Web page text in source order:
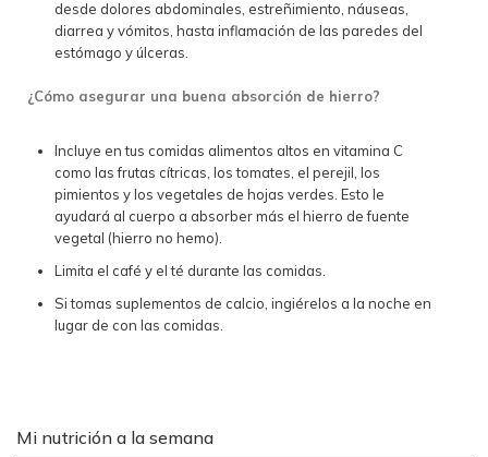
desde dolores abdominales, estreñimiento, náuseas,
diarrea y vómitos, hasta inflamación de las paredes del
estómago y úlceras.
¿Cómo asegurar una buena absorción de hierro?
Incluye en tus comidas alimentos altos en vitamina C
como las frutas cítricas, los tomates, el perejil, los
pimientos y los vegetales de hojas verdes. Esto le
ayudará al cuerpo a absorber más el hierro de fuente
vegetal (hierro no hemo).
Limita el café y el té durante las comidas.
Si tomas suplementos de calcio, ingiérelos a la noche en
lugar de con las comidas.
Mi nutrición a la semana